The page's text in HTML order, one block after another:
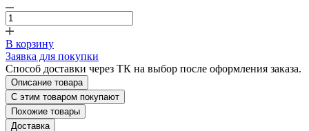
В корзину
Заявка для покупки
Способ доставки через ТК на выбор после оформления заказа.
Описание товара
С этим товаром покупают
Похожие товары
Доставка